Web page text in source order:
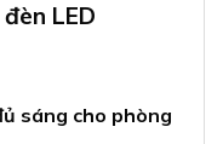
LED
sáng cho phòng